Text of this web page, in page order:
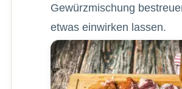
Gewürzmischung
etwas einwirken lassen.